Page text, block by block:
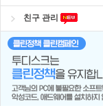
친구 관리